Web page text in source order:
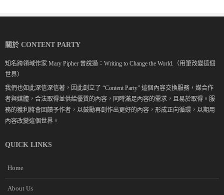
關於 CONTENT PARTY
知名跨領域作家 Mary Pipher 曾說過：Writing to Change the World.（用筆改變這個
世界）
我們也如此深信深信著，因此創立了 “Content Party" 這個內容交換服務，媒合作
者與媒體，合法取得並供給優質的內容，同時滿足內容的需求，且易於取得。服
務的獲利將會回饋予作者，以鼓勵再創作出更好的內容，形成正向循環，以期用
內容改變這個世界。
QUICK LINKS
Home
About Us